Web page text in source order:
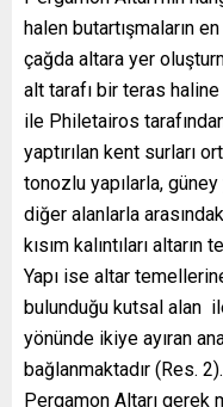
halen butartışmaların
çağda altara yer
alt tarafı bir teras
ile Philetairos
yaptırılan kent surları
tonozlu yapılarla,
diğer alanlarla
kısım kalıntıları
Yapı ise altar
bulunduğu kutsal alan
yönünde ikiye ayıran
bağlanmaktadır (Res.
Pergamon Altarı gerek